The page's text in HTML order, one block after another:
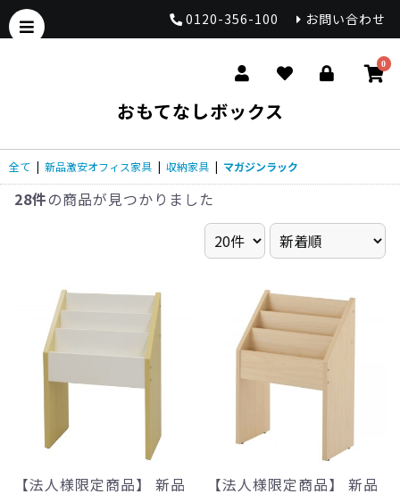
0120-356-100 お問い合わせ
0
おもてなしボックス
全て | 新品激安オフィス家具 | 収納家具 | マガジンラック
28件の商品が見つかりました
【法人様限定商品】 新品
【法人様限定商品】 新品